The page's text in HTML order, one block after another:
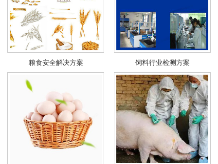
粮食安全解决方案 饲料行业检测方案